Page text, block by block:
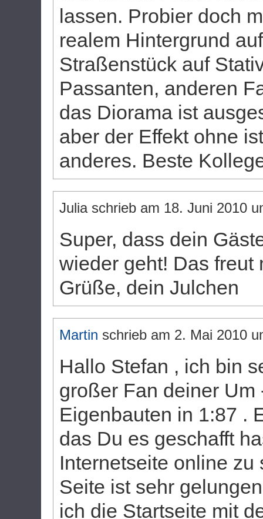
lassen. Probier doch
realem Hintergrund
Straßenstück auf
Passanten, anderen
das Diorama ist
aber der Effekt ohne
anderes. Beste
Julia schrieb am 18. Juni 2010
Super, dass dein
wieder geht! Das freut
Grüße, dein Julchen
Martin schrieb am 2. Mai 2010
Hallo Stefan , ich bin
großer Fan deiner Um
Eigenbauten in 1:87 .
das Du es geschafft
Internetseite online zu
Seite ist sehr
ich die Startseite mit